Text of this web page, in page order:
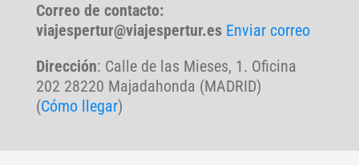
Correo de contacto:
viajespertur@viajespertur.es Enviar correo
Dirección: Calle de las Mieses, 1. Oficina
202 28220 Majadahonda (MADRID)
(Cómo llegar)